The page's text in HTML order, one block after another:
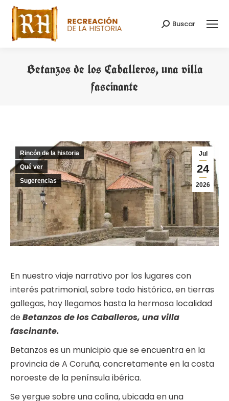
Buscar:
Buscar
Betanzos de los Caballeros, una villa
fascinante
Jul
24
2026
Rincón de la historia
Qué ver
Sugerencias
En nuestro viaje narrativo por los lugares con
interés patrimonial, sobre todo histórico, en tierras
gallegas, hoy llegamos hasta la hermosa localidad
deBetanzos de los Caballeros, una villa
fascinante.
Betanzos es un municipio que se encuentra en la
provincia de A Coruña, concretamente en la costa
noroeste de la península ibérica.
Se yergue sobre una colina, ubicada en una